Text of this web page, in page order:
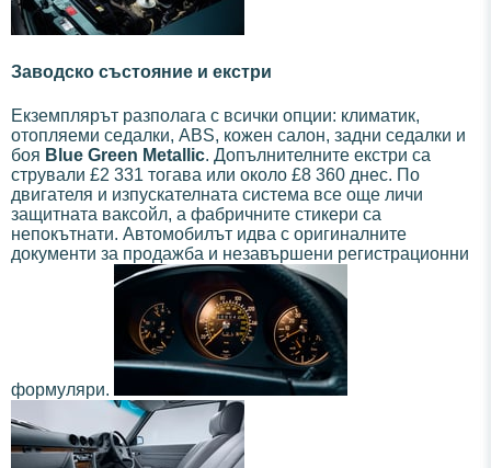
Заводско състояние и екстри
Екземплярът разполага с всички опции: климатик,
отопляеми седалки, ABS, кожен салон, задни седалки и
боя Blue Green Metallic. Допълнителните екстри са
стрували £2 331 тогава или около £8 360 днес. По
двигателя и изпускателната система все още личи
защитната ваксойл, а фабричните стикери са
непокътнати. Автомобилът идва с оригиналните
документи за продажба и незавършени регистрационни
формуляри.